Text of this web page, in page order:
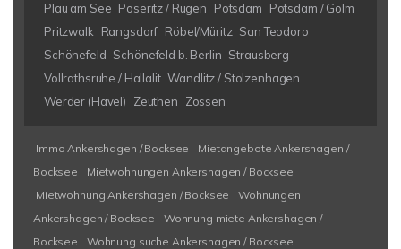
Plau am See Poseritz / Rügen Potsdam
Potsdam / Golm
Pritzwalk
Rangsdorf Röbel/Müritz San Teodoro
Schönefeld Schönefeld b. Berlin Strausberg
Vollrathsruhe / Hallalit Wandlitz / Stolzenhagen
Werder (Havel)
Zeuthen Zossen
Immo Ankershagen / Bocksee
Mietangebote Ankershagen /
Bocksee
Mietwohnungen Ankershagen / Bocksee
Mietwohnung Ankershagen / Bocksee
Wohnungen
Ankershagen / Bocksee
Wohnung miete Ankershagen /
Bocksee
Wohnung suche Ankershagen / Bocksee